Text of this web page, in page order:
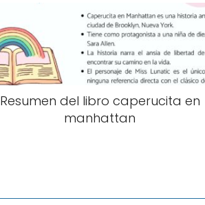
Resumen del libro caperucita en
manhattan